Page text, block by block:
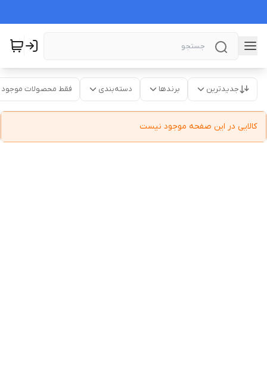
جدیدترین برندها دسته‌بندی فقط محصولات موجود
کالایی در این صفحه موجود نیست